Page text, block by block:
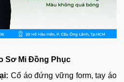
Sơ Mi Đồng Phục
Cổ áo đứng vững form, tay áo